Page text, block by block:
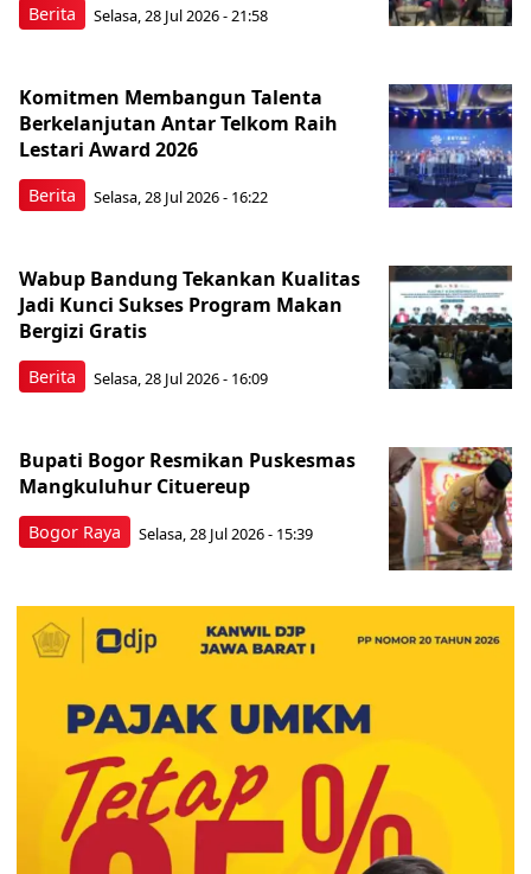
Berita Selasa, 28 Jul 2026 - 21:58
Berita
Komitmen Membangun Talenta
Berkelanjutan Antar Telkom Raih
Lestari Award 2026
Selasa, 28 Jul 2026 - 16:22
Berita
Wabup Bandung Tekankan Kualitas
Jadi Kunci Sukses Program Makan
Bergizi Gratis
Selasa, 28 Jul 2026 - 16:09
Bogor Raya
Bupati Bogor Resmikan Puskesmas
Mangkuluhur Cituereup
Selasa, 28 Jul 2026 - 15:39